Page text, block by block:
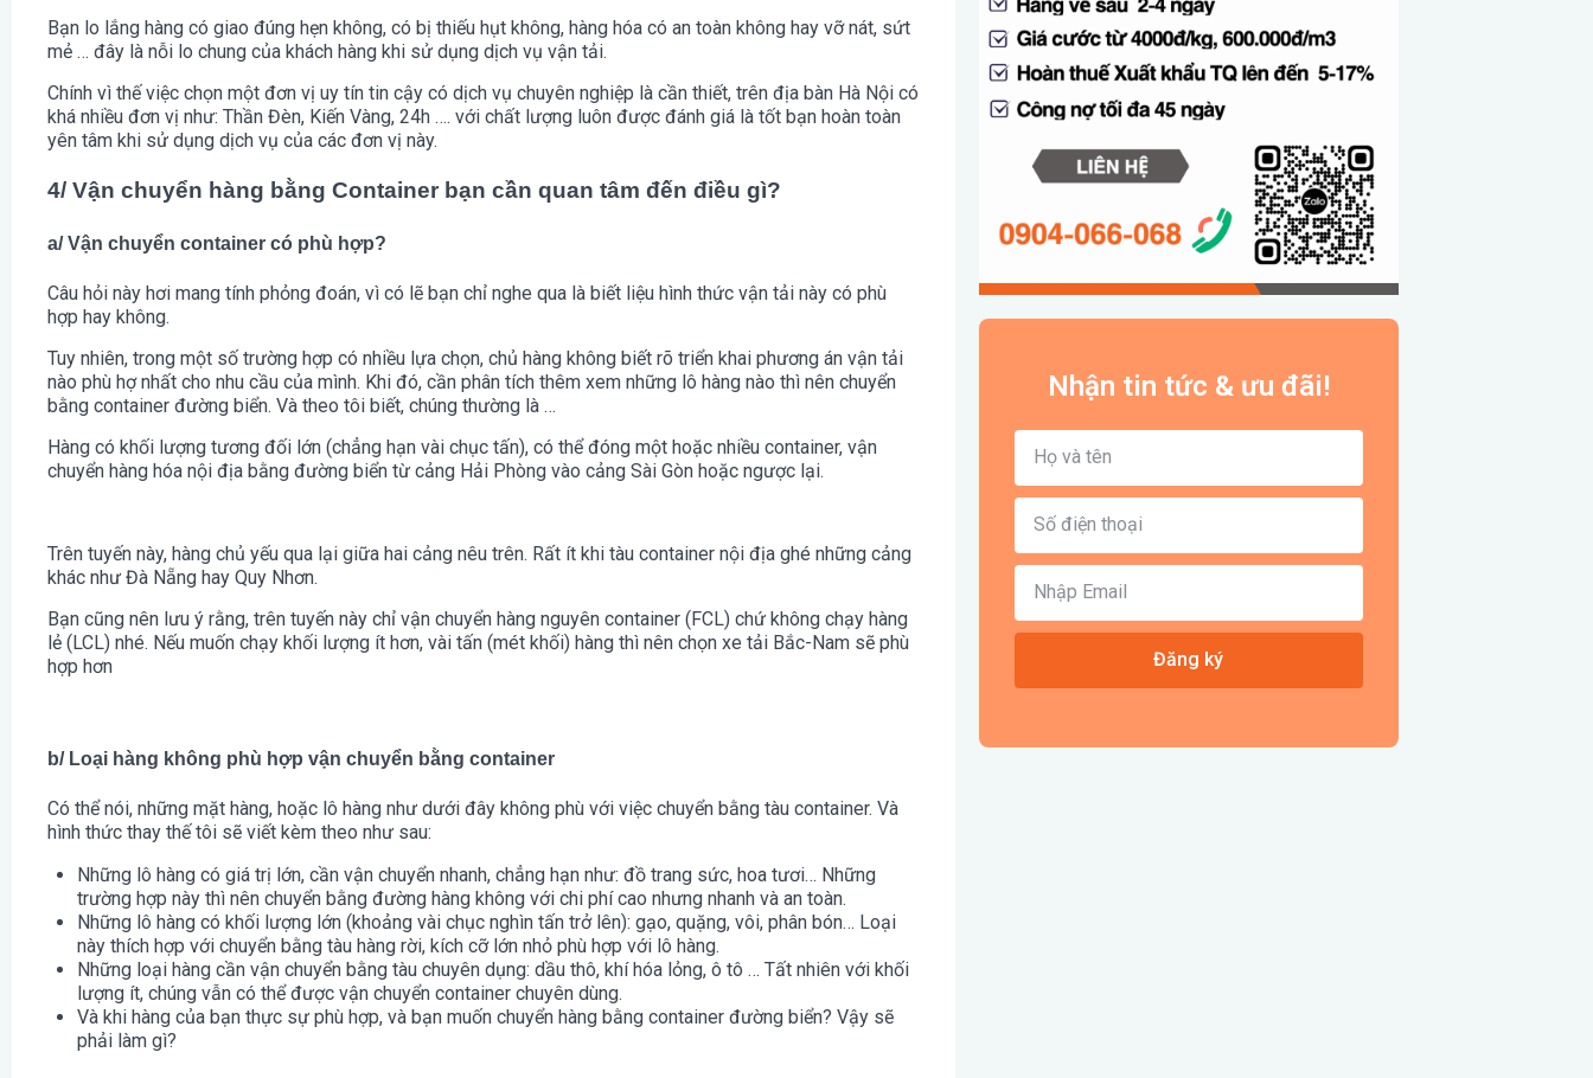
Bạn lo lắng hàng có giao đúng hẹn không, có bị thiếu hụt không, hàng hóa có an toàn không hay vỡ nát, sứt
mẻ … đây là nỗi lo chung của khách hàng khi sử dụng dịch vụ vận tải.
Chính vì thế việc chọn một đơn vị uy tín tin cậy có dịch vụ chuyên nghiệp là cần thiết, trên địa bàn Hà Nội có
khá nhiều đơn vị như: Thần Đèn, Kiến Vàng, 24h …. với chất lượng luôn được đánh giá là tốt bạn hoàn toàn
yên tâm khi sử dụng dịch vụ của các đơn vị này.
4/ Vận chuyển hàng bằng Container bạn cần quan tâm đến điều gì?
a/ Vận chuyển container có phù hợp?
Câu hỏi này hơi mang tính phỏng đoán, vì có lẽ bạn chỉ nghe qua là biết liệu hình thức vận tải này có phù
hợp hay không.
Tuy nhiên, trong một số trường hợp có nhiều lựa chọn, chủ hàng không biết rõ triển khai phương án vận tải
nào phù hợ nhất cho nhu cầu của mình. Khi đó, cần phân tích thêm xem những lô hàng nào thì nên chuyển
bằng container đường biển. Và theo tôi biết, chúng thường là …
Hàng có khối lượng tương đối lớn (chẳng hạn vài chục tấn), có thể đóng một hoặc nhiều container, vận
chuyển hàng hóa nội địa bằng đường biển từ cảng Hải Phòng vào cảng Sài Gòn hoặc ngược lại.
Trên tuyến này, hàng chủ yếu qua lại giữa hai cảng nêu trên. Rất ít khi tàu container nội địa ghé những cảng
khác như Đà Nẵng hay Quy Nhơn.
Bạn cũng nên lưu ý rằng, trên tuyến này chỉ vận chuyển hàng nguyên container (FCL) chứ không chạy hàng
lẻ (LCL) nhé. Nếu muốn chạy khối lượng ít hơn, vài tấn (mét khối) hàng thì nên chọn xe tải Bắc-Nam sẽ phù
hợp hơn
b/ Loại hàng không phù hợp vận chuyển bằng container
Có thể nói, những mặt hàng, hoặc lô hàng như dưới đây không phù với việc chuyển bằng tàu container. Và
hình thức thay thế tôi sẽ viết kèm theo như sau:
Những lô hàng có giá trị lớn, cần vận chuyển nhanh, chẳng hạn như: đồ trang sức, hoa tươi… Những
trường hợp này thì nên chuyển bằng đường hàng không với chi phí cao nhưng nhanh và an toàn.
Những lô hàng có khối lượng lớn (khoảng vài chục nghìn tấn trở lên): gạo, quặng, vôi, phân bón… Loại
này thích hợp với chuyển bằng tàu hàng rời, kích cỡ lớn nhỏ phù hợp với lô hàng.
Những loại hàng cần vận chuyển bằng tàu chuyên dụng: dầu thô, khí hóa lỏng, ô tô … Tất nhiên với khối
lượng ít, chúng vẫn có thể được vận chuyển container chuyên dùng.
Và khi hàng của bạn thực sự phù hợp, và bạn muốn chuyển hàng bằng container đường biển? Vậy sẽ
phải làm gì?
Nhận tin tức & ưu đãi!
Đăng ký